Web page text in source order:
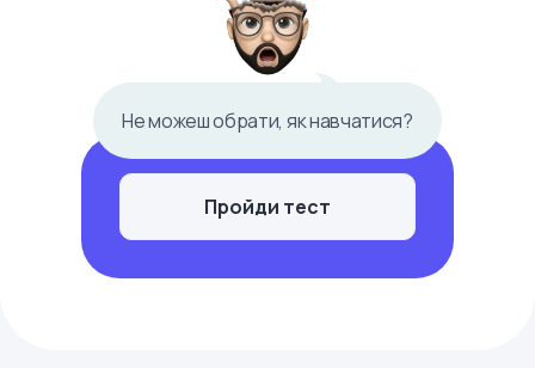
Не можеш обрати, як навчатися?
Пройди тест